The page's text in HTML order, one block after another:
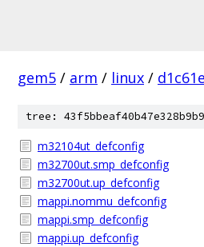
gem5 / arm / linux /
tree:
m32104ut_defconfig
m32700ut.smp_defconfig
m32700ut.up_defconfig
mappi.nommu_defconfig
mappi.smp_defconfig
mappi.up_defconfig